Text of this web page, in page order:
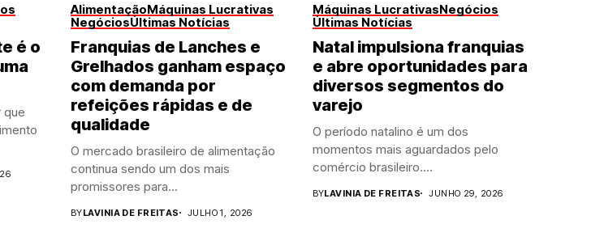
é o
que
AlimentaçãoMáquinas Lucrativas
NegóciosÚltimas Notícias
Franquias de Lanches e
Grelhados ganham espaço
com demanda por
refeições rápidas e de
qualidade
O mercado brasileiro de alimentação
continua sendo um dos mais
promissores para...
BYLAVINIA DE FREITAS JULHO 1, 2026
Máquinas LucrativasNegócios
Últimas Notícias
Natal impulsiona franquias
e abre oportunidades para
diversos segmentos do
varejo
O período natalino é um dos
momentos mais aguardados pelo
comércio brasileiro....
BYLAVINIA DE FREITAS JUNHO 29, 2026